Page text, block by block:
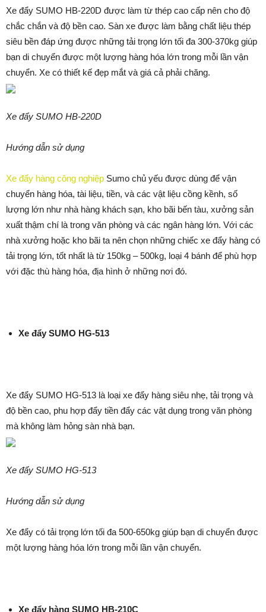
Xe đẩy SUMO HB-220D được làm từ thép cao cấp nên cho độ
chắc chắn và độ bền cao. Sàn xe được làm bằng chất liệu thép
siêu bền đáp ứng được những tải trọng lớn tối đa 300-370kg giúp
bạn di chuyển được một lượng hàng hóa lớn trong mỗi lần vận
chuyển. Xe có thiết kế đẹp mắt và giá cả phải chăng.
Xe đẩy SUMO HB-220D
Hướng dẫn sử dụng
Xe đẩy hàng công nghiệp Sumo chủ yếu được dùng để vận
chuyển hàng hóa, tài liệu, tiền, và các vật liệu cồng kềnh, số
lượng lớn như nhà hàng khách sạn, kho bãi bến tàu, xưởng sản
xuất thậm chí là trong văn phòng và các ngân hàng lớn. Với các
nhà xưởng hoặc kho bãi ta nên chọn những chiếc xe đẩy hàng có
tải trọng lớn, tốt nhất là từ 150kg – 500kg, loại 4 bánh để phù hợp
với đặc thù hàng hóa, địa hình ở những nơi đó.
Xe đẩy SUMO HG-513
Xe đẩy SUMO HG-513 là loại xe đẩy hàng siêu nhẹ, tải trọng và
độ bền cao, phu hợp đẩy tiền đẩy các vật dụng trong văn phòng
mà không làm hỏng sàn nhà bạn.
Xe đẩy SUMO HG-513
Hướng dẫn sử dụng
Xe đẩy có tải trọng lớn tối đa 500-650kg giúp bạn di chuyển được
một lượng hàng hóa lớn trong mỗi lần vận chuyển.
Xe đẩy hàng SUMO HB-210C